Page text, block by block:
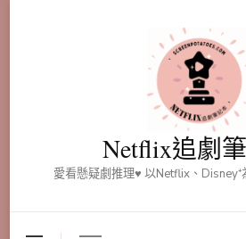
Netflix追劇
愛看懸疑劇推理♥ 以Netflix、